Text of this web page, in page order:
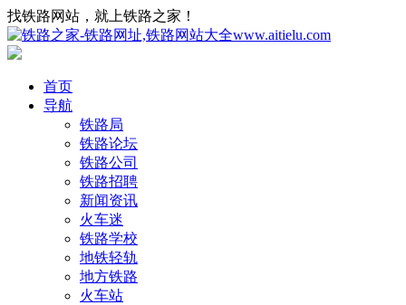
找铁路网站，就上铁路之家！
首页
导航
铁路局
铁路论坛
铁路公司
铁路招聘
新闻资讯
火车迷
铁路学校
地铁轻轨
地方铁路
火车站